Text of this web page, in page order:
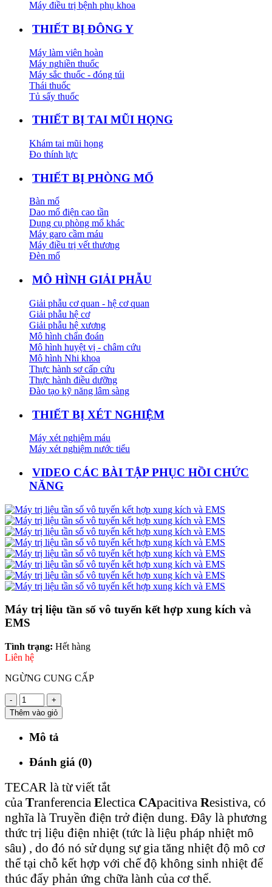
Máy điều trị bệnh phụ khoa
THIẾT BỊ ĐÔNG Y
Máy làm viên hoàn
Máy nghiền thuốc
Máy sắc thuốc - đóng túi
Thái thuốc
Tủ sấy thuốc
THIẾT BỊ TAI MŨI HỌNG
Khám tai mũi họng
Đo thính lực
THIẾT BỊ PHÒNG MỔ
Bàn mổ
Dao mổ điện cao tần
Dụng cụ phòng mổ khác
Máy garo cầm máu
Máy điều trị vết thương
Đèn mổ
MÔ HÌNH GIẢI PHẪU
Giải phẫu cơ quan - hệ cơ quan
Giải phẫu hệ cơ
Giải phẫu hệ xương
Mô hình chẩn đoán
Mô hình huyệt vị - châm cứu
Mô hình Nhi khoa
Thực hành sơ cấp cứu
Thực hành điều dưỡng
Đào tạo kỹ năng lâm sàng
THIẾT BỊ XÉT NGHIỆM
Máy xét nghiệm máu
Máy xét nghiệm nước tiểu
VIDEO CÁC BÀI TẬP PHỤC HỒI CHỨC
NĂNG
Máy trị liệu tần số vô tuyến kết hợp xung kích và
EMS
Tình trạng: Hết hàng
Liên hệ
NGỪNG CUNG CẤP
-
+
Thêm vào giỏ
Mô tả
Đánh giá (0)
TECAR là từ viết tắt
của Tranferencia Electica CApacitiva Resistiva, có
nghĩa là Truyền điện trở điện dung. Đây là phương
thức trị liệu điện nhiệt (tức là liệu pháp nhiệt mô
sâu) , do đó nó sử dụng sự gia tăng nhiệt độ mô cơ
thể tại chỗ kết hợp với chế độ không sinh nhiệt để
thúc đẩy phản ứng chữa lành của cơ thể.